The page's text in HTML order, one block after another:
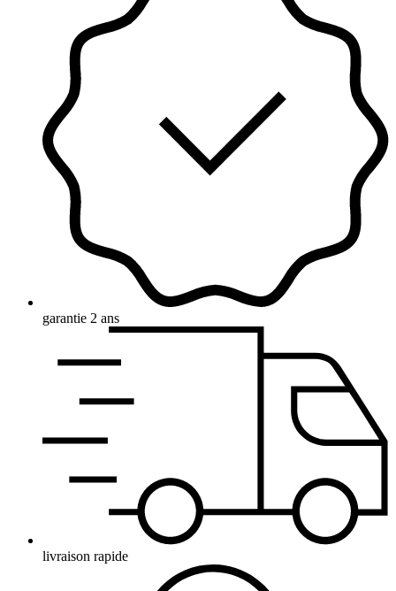
garantie 2 ans
livraison rapide